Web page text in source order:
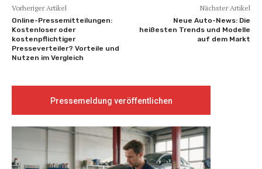
Vorheriger Artikel
Online-Pressemitteilungen:
Kostenloser oder
kostenpflichtiger
Presseverteiler? Vorteile und
Nutzen im Vergleich
Nächster Artikel
Neue Auto-News: Die
heißesten Trends und Modelle
auf dem Markt
Pressemeldung veröffentlichen